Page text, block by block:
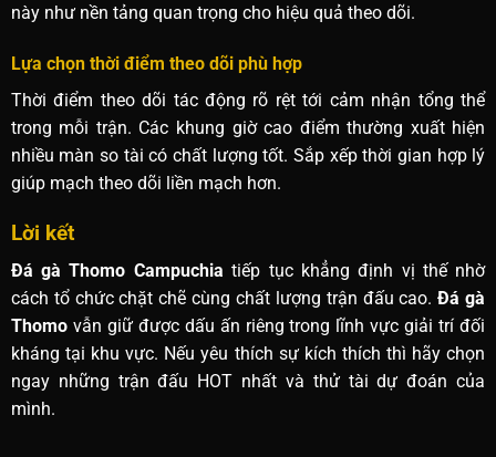
này như nền tảng quan trọng cho hiệu quả theo dõi.
Lựa chọn thời điểm theo dõi phù hợp
Thời điểm theo dõi tác động rõ rệt tới cảm nhận tổng thể
trong mỗi trận. Các khung giờ cao điểm thường xuất hiện
nhiều màn so tài có chất lượng tốt. Sắp xếp thời gian hợp lý
giúp mạch theo dõi liền mạch hơn.
Lời kết
Đá gà Thomo Campuchia tiếp tục khẳng định vị thế nhờ
cách tổ chức chặt chẽ cùng chất lượng trận đấu cao.Đá gà
Thomovẫn giữ được dấu ấn riêng trong lĩnh vực giải trí đối
kháng tại khu vực. Nếu yêu thích sự kích thích thì hãy chọn
ngay những trận đấu HOT nhất và thử tài dự đoán của
mình.